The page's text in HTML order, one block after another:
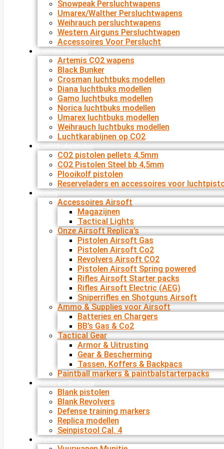
Snowpeak Persluchtwapens
Umarex/Walther Persluchtwapens
Weihrauch persluchtwapens
Western Airguns Persluchtwapen
Accessoires Voor Perslucht
Luchtkarabijnen
Artemis CO2 wapens
Black Bunker
Crosman luchtbuks modellen
Diana luchtbuks modellen
Gamo luchtbuks modellen
Norica luchtbuks modellen
Umarex luchtbuks modellen
Weihrauch luchtbuks modellen
Luchtkarabijnen op CO2
Luchtdrukpistolen
CO2 pistolen pellets 4,5mm
CO2 Pistolen Steel bb 4,5mm
Plooikolf pistolen
Reserveladers en accessoires voor
Airsoft
Accessoires Airsoft
Magazijnen
Tactical Lights
Onze Airsoft Replica’s
Pistolen Airsoft Gas
Pistolen Airsoft Co2
Revolvers Airsoft CO2
Pistolen Airsoft Spring powered
Rifles Airsoft Starter packs
Rifles Airsoft Electric (AEG)
Sniperrifles en Shotguns Airsoft
Ammo & Supplies voor Airsoft
Batteries en Chargers
BB’s Gas & Co2
Tactical Gear
Armor & Uitrusting
Gear & Bescherming
Tassen, Koffers & Backpacs
Paintball markers & paintbalstarterpacks
Alarm en Defence
Blank pistolen
Blank Revolvers
Defense training markers
Replica modellen
Seinpistool Cal. 4
Munitie